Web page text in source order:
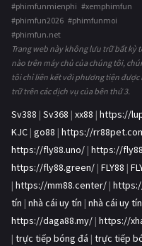
#phimfunmienphi #xemphimfun
#phimfun2026 #phimfunmoi
#phimfun.net
Trang web này không lưu trữ bất kỳ
nào trên máy chủ của chúng tôi,
tôi chỉ liên kết với phương tiện được
trữ trên các dịch vụ của bên thứ 3.
Sv388 | Sv368 | xx88 | https://
KJC | go88 | https://
https://fly88.uno/ | https://
https://fly88.green/ | FLY88 |
| https://mm88.center/ |
tín | nhà cái uy tín | nhà cái uy tín
https://daga88.my/ | https://
| trực tiếp bóng đá | trực tiếp